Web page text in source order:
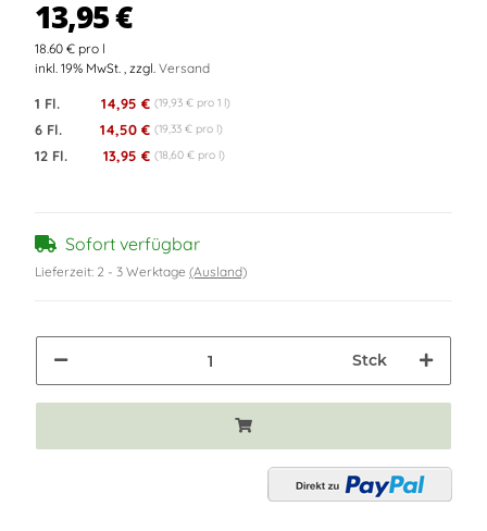
13,95 €
18.60 € pro l
inkl. 19% MwSt. , zzgl. Versand
1 Fl. 14,95 € (19,93 € pro 1 l)
6 Fl. 14,50 € (19,33 € pro l)
12 Fl. 13,95 € (18,60 € pro l)
Sofort verfügbar
Lieferzeit: 2 - 3 Werktage (Ausland)
Stck